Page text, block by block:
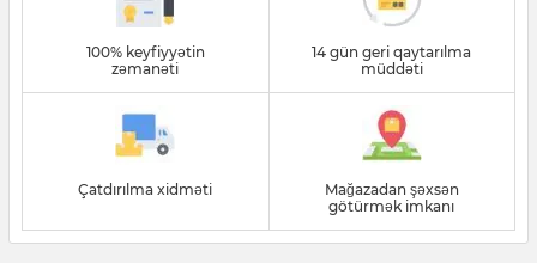
100% keyfiyyətin
zəmanəti
14 gün geri qaytarılma
müddəti
Çatdırılma xidməti
Mağazadan şəxsən
götürmək imkanı